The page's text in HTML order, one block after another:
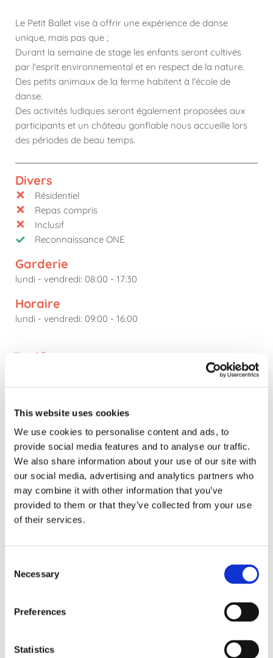
This website uses cookies
We use cookies to personalise content and ads, to
provide social media features and to analyse our traffic.
We also share information about your use of our site with
our social media, advertising and analytics partners who
may combine it with other information that you’ve
provided to them or that they’ve collected from your use
of their services.
Selection
Necessary
Preferences
Statistics
Le Petit Ballet vise à offrir une expérience de danse
unique, mais pas que ;
Durant la semaine de stage les enfants seront cultivés
par l'esprit environnemental et en respect de la nature.
Des petits animaux de la ferme habitent à l'école de
danse.
Des activités ludiques seront également proposées aux
participants et un château gonflable nous accueille lors
des périodes de beau temps.
Divers
Résidentiel
Repas compris
Inclusif
Reconnaissance ONE
Garderie
lundi - vendredi: 08:00 - 17:30
Horaire
lundi - vendredi: 09:00 - 16:00
Tarif
Semaine sans garderie
Résidentiel
Inclusif
Repas compris
€ 115 / enfant